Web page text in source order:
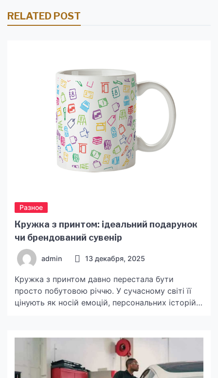
RELATED POST
Разное
Кружка з принтом: ідеальний подарунок
чи брендований сувенір
admin 13 декабря, 2025
Кружка з принтом давно перестала бути
просто побутовою річчю. У сучасному світі її
цінують як носій емоцій, персональних історій і
вона зазвичай читає в ній щось більше, ніж
просто аксесуар — це маленький елемент
повсякденності, що нагадує про людей, події чи
компанії. Саме тому такий сувенір […]